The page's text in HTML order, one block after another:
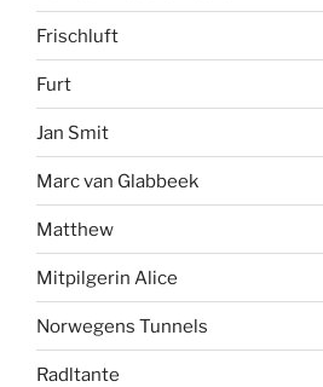
Frischluft
Furt
Jan Smit
Marc van Glabbeek
Matthew
Mitpilgerin Alice
Norwegens Tunnels
Radltante